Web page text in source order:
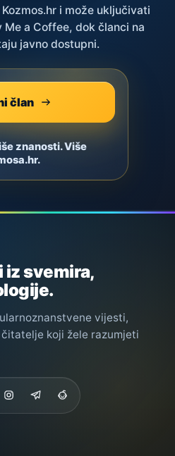
i može uključivati
a Coffee, dok članci na
javno dostupni.
član
znanosti. Više
iz svemira,
vijesti,
koji žele razumjeti